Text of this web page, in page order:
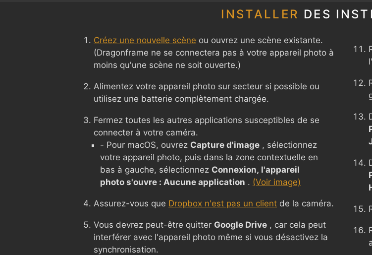
INSTALLER DES
Créez une nouvelle scène ou ouvrez une scène existante.
(Dragonframe ne se connectera pas à votre appareil photo à
moins qu'une scène ne soit ouverte.)
Alimentez votre appareil photo sur secteur si possible ou
utilisez une batterie complètement chargée.
Fermez toutes les autres applications susceptibles de se
connecter à votre caméra.
- Pour macOS, ouvrez Capture d'image , sélectionnez
votre appareil photo, puis dans la zone contextuelle en
bas à gauche, sélectionnez Connexion, l'appareil
photo s'ouvre : Aucune application . (Voir image)
Assurez-vous que Dropbox n'est pas un client de la caméra.
Vous devrez peut-être quitter Google Drive , car cela peut
interférer avec l'appareil photo même si vous désactivez la
synchronisation.